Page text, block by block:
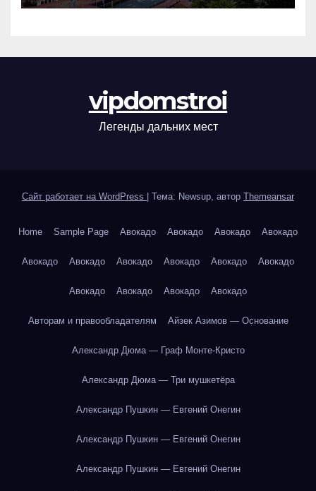
vipdomstroi
Легенды дальних мест
Сайт работает на WordPress Тема: Newsup, автор Themeansar
Home Sample Page Авокадо Авокадо Авокадо Авокадо
Авокадо Авокадо Авокадо Авокадо Авокадо Авокадо
Авокадо Авокадо Авокадо Авокадо
Авторам и правообладателям Айзек Азимов — Основание
Александр Дюма — Граф Монте-Кристо
Александр Дюма — Три мушкетёра
Александр Пушкин — Евгений Онегин
Александр Пушкин — Евгений Онегин
Александр Пушкин — Евгений Онегин